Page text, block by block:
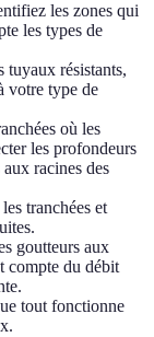
les zones qui
les types de
tuyaux résistants,
votre type de
où les
les profondeurs
racines des
tranchées et
goutteurs aux
compte du débit
tout fonctionne